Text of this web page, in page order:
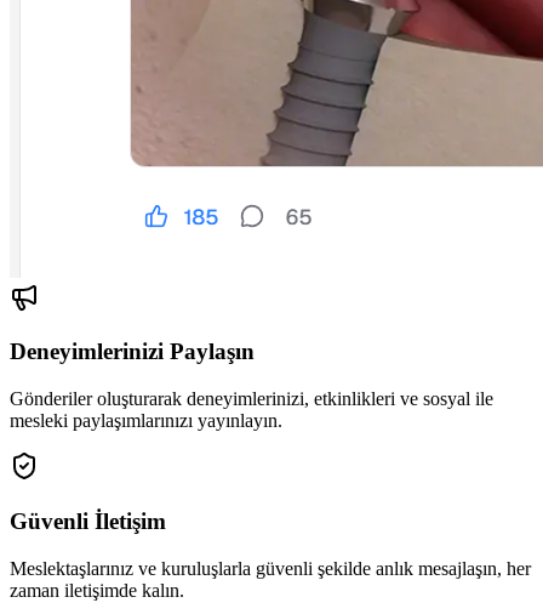
Deneyimlerinizi Paylaşın
Gönderiler oluşturarak deneyimlerinizi, etkinlikleri ve sosyal ile
mesleki paylaşımlarınızı yayınlayın.
Güvenli İletişim
Meslektaşlarınız ve kuruluşlarla güvenli şekilde anlık mesajlaşın, her
zaman iletişimde kalın.